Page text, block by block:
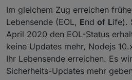
Im gleichem Zug erreichen
Lebensende (EOL, End of Life).
April 2020 den EOL-Status
keine Updates mehr, Nodejs
Ihr Lebensende erreichen. Es
Sicherheits-Updates mehr